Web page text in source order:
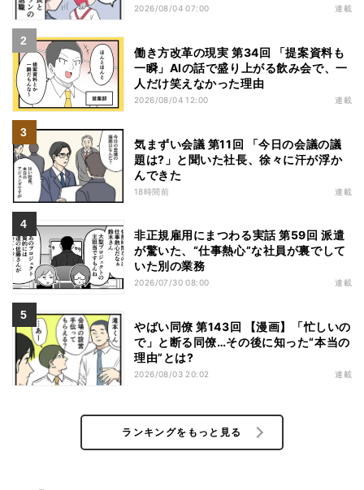
2026/08/04 07:00 連載
働き方改革の現実 第34回 「提案資料も
一瞬」AIの話で盛り上がる飲み会で、一
人だけ笑えなかった理由
2026/08/04 12:00 連載
気まずい会議 第11回 「今日の会議の議
題は?」と聞いた社長、徐々に汗が浮か
んできた
18時間前 連載
非正規雇用にまつわる実話 第59回 派遣
が驚いた、“仕事熱心”な社員が裏でして
いた別の業務
2026/07/30 08:00 連載
やばい同僚 第143回 【漫画】「忙しいの
で」と断る同僚…その後に知った“本当の
理由”とは?
2026/08/03 20:02 連載
ランキングをもっと見る